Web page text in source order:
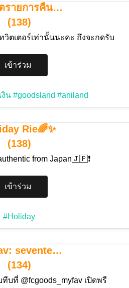
รายการคืน…
(138)
วิตเตอร์เท่านั้นนะคะ ถึงจะกดรับ
เข้าร่วม
งิน #goodsland #aniland
Rie🌈✨
(138)
from Japan🇯🇵❗️
เข้าร่วม
#Holiday
sevente…
(134)
บที่ @fcgoods_myfav เปิดพรี